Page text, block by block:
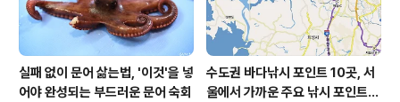
실패 없이 문어 삶는법, '이것'을 넣
어야 완성되는 부드러운 문어 숙회
수도권 바다낚시 포인트 10곳, 서
울에서 가까운 주요 낚시 포인트